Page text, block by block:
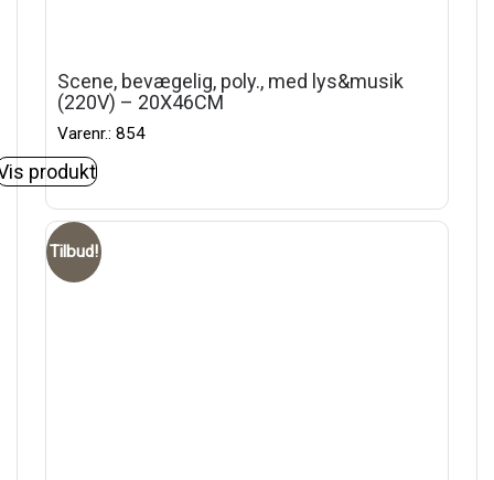
Scene, bevægelig, poly., med lys&musik
(220V) – 20X46CM
Varenr.: 854
produkt
Tilbud!